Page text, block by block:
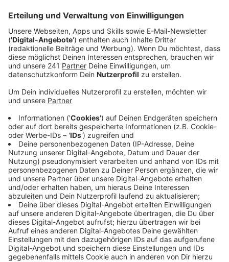
Anzeige
Bei der Feuerwehr sortiert sich die Einsatzlage
langsam: Aktuell arbeiten die Helfer noch rund 10
Unwetter-Einsatzstellen ab, Tendenz weiter sinkend.
Die externen Hilfskräfte von Bundewehr und
Feuerwehr haben die Stadt inzwischen wieder
verlassen.
Aufräumen und Müll wegräumen – das ist jetzt
angesagt. Die AVEA ist deshalb den ganzen Tag im
Einsatz. Die Aufräumarbeiten unterstützen weiteren
Fahrzeugen, die u.a. am Montagmorgen aus
Süddeutschland gekommen sind.
Jetzt geht es darum viele Hochwasserbetroffenen
möglichst einfach zu erreichen, so die Stadt. Deshalb
richtet sie ab sofort drei Infopoints ein. In Opladen am
Landrat-Lucas-Gymnasium, in Alkenrath am Sportplatz